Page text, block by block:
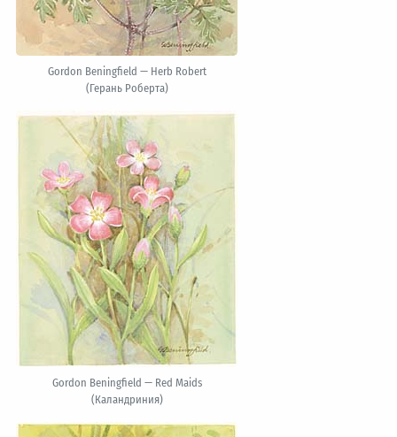
Gordon Beningfield — Herb Robert
(Герань Роберта)
Gordon Beningfield — Red Maids
(Каландриния)